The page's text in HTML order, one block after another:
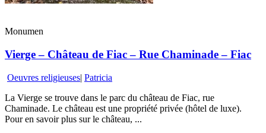
Monumen
Vierge – Château de Fiac – Rue Chaminade – Fiac
Oeuvres religieuses| Patricia
La Vierge se trouve dans le parc du château de Fiac, rue
Chaminade. Le château est une propriété privée (hôtel de luxe).
Pour en savoir plus sur le château, ...